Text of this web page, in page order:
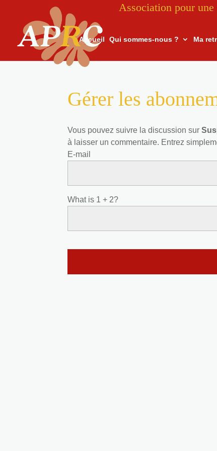
Association pour
Accueil Qui sommes-nous ? Ma
Gérer les
Vous pouvez suivre la discussion sur
à laisser un commentaire. Entrez
E-mail
What is 1 + 2?